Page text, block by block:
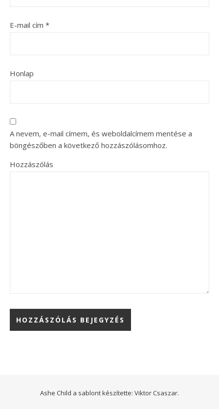
E-mail cím *
Honlap
A nevem, e-mail címem, és weboldalcímem mentése a
böngészőben a következő hozzászólásomhoz.
Hozzászólás
Ashe Child a sablont készítette: Viktor Csaszar.